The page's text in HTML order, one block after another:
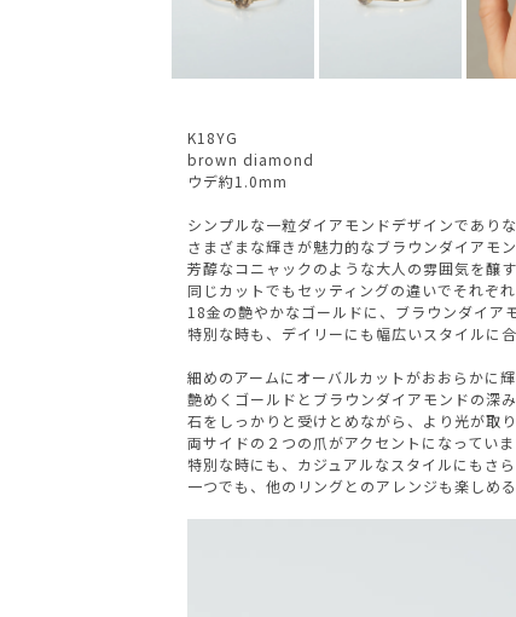
K18YG
brown diamond
ウデ約1.0mm
シンプルな一粒ダイアモンドデザインであり
さまざまな輝きが魅力的なブラウンダイアモ
芳醇なコニャックのような大人の雰囲気を醸
同じカットでもセッティングの違いでそれぞ
18金の艶やかなゴールドに、ブラウンダイア
特別な時も、デイリーにも幅広いスタイルに
細めのアームにオーバルカットがおおらかに
艶めくゴールドとブラウンダイアモンドの深
石をしっかりと受けとめながら、より光が取
両サイドの２つの爪がアクセントになっていま
特別な時にも、カジュアルなスタイルにもさ
一つでも、他のリングとのアレンジも楽しめる